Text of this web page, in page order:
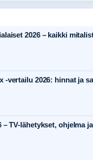
2026 – kaikki
-vertailu 2026: hinnat ja
– TV-lähetykset, ohjelma